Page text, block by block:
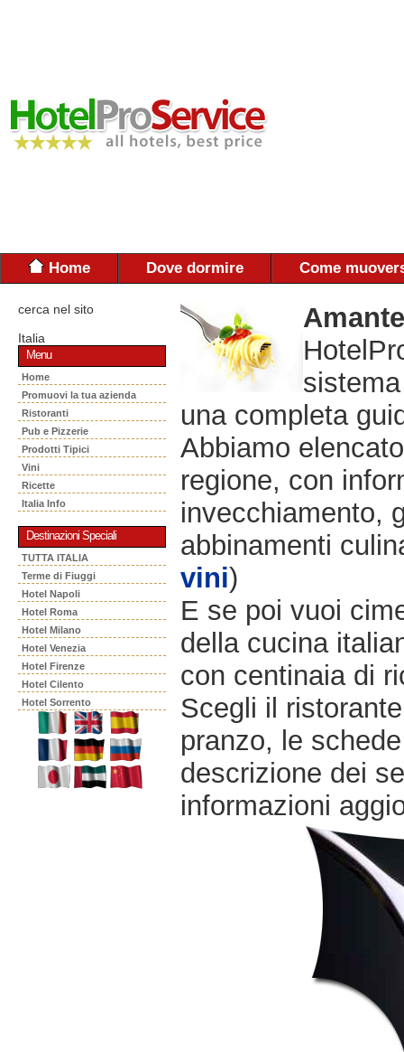
Home Dove dormire Come
cerca nel sito
Italia
Menu
Home
Promuovi la tua azienda
Ristoranti
Pub e Pizzerie
Prodotti Tipici
Vini
Ricette
Italia Info
Destinazioni Speciali
TUTTA ITALIA
Terme di Fiuggi
Hotel Napoli
Hotel Roma
Hotel Milano
Hotel Venezia
Hotel Firenze
Hotel Cilento
Hotel Sorrento
una completa
Abbiamo
regione, con
invecchiamento,
abbinamenti
vini)
E se poi vuoi
della cucina
con centinaia di
Scegli il
pranzo, le
descrizione dei
informazioni